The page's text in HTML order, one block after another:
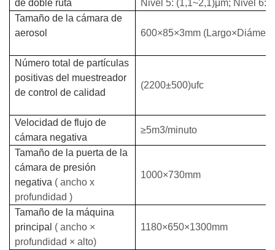
de doble ruta
Nivel 5: (1,1~2,1)μm; Nivel 6:
Tamaño de la cámara de
aerosol
600×85×3mm
Número total de partículas
positivas del muestreador
de control de calidad
(2200±500)ufc
Velocidad de flujo de
cámara negativa
≥5m3/minuto
Tamaño de la puerta de la
cámara de presión
negativa ( ancho x
profundidad )
1000×730mm
Tamaño de la máquina
principal ( ancho ×
profundidad × alto)
1180×650×1300mm